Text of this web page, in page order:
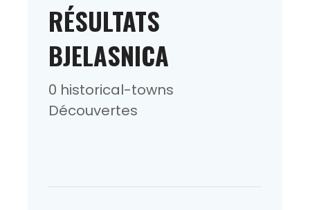
RÉSULTATS
BJELASNICA
0 historical-towns
Découvertes